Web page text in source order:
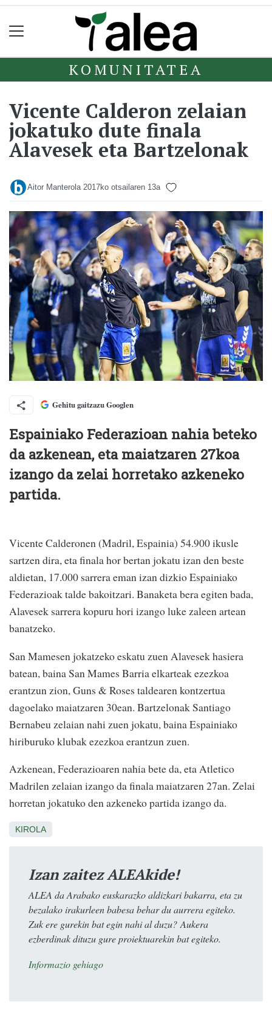
KOMUNITATEA
Vicente Calderon zelaian
jokatuko dute finala
Alavesek eta Bartzelonak
Aitor Manterola 2017ko otsailaren 13a
Gehitu gaitzazu Googlen
Espainiako Federazioan nahia beteko
da azkenean, eta maiatzaren 27koa
izango da zelai horretako azkeneko
partida.
Vicente Calderonen (Madril, Espainia) 54.900 ikusle
sartzen dira, eta finala hor bertan jokatu izan den beste
aldietan, 17.000 sarrera eman izan dizkio Espainiako
Federazioak talde bakoitzari. Banaketa bera egiten bada,
Alavesek sarrera kopuru hori izango luke zaleen artean
banatzeko.
San Mamesen jokatzeko eskatu zuen Alavesek hasiera
batean, baina San Mames Barria elkarteak ezezkoa
erantzun zion, Guns & Roses taldearen kontzertua
dagoelako maiatzaren 30ean. Bartzelonak Santiago
Bernabeu zelaian nahi zuen jokatu, baina Espainiako
hiriburuko klubak ezezkoa erantzun zuen.
Azkenean, Federazioaren nahia bete da, eta Atletico
Madrilen zelaian izango da finala maiatzaren 27an. Zelai
horretan jokatuko den azkeneko partida izango da.
KIROLA
Izan zaitez ALEAkide!
ALEA da Arabako euskarazko aldizkari bakarra, eta zu
bezalako irakurleen babesa behar du aurrera egiteko.
Zuk ere gurekin bat egin nahi al duzu? Aukera
ezberdinak dituzu gure proiektuarekin bat egiteko.
Informazio gehiago